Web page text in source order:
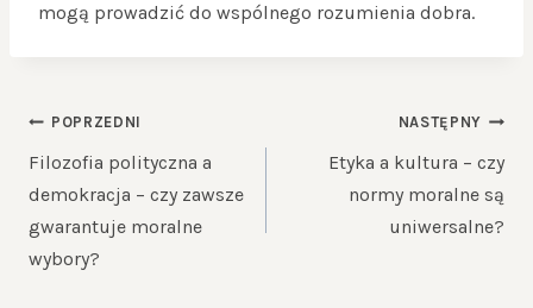
mogą prowadzić do wspólnego rozumienia dobra.
NAWIGACJA
WPISU
POPRZEDNI
Filozofia polityczna a
demokracja – czy zawsze
gwarantuje moralne
wybory?
NASTĘPNY
Etyka a kultura – czy
normy moralne są
uniwersalne?